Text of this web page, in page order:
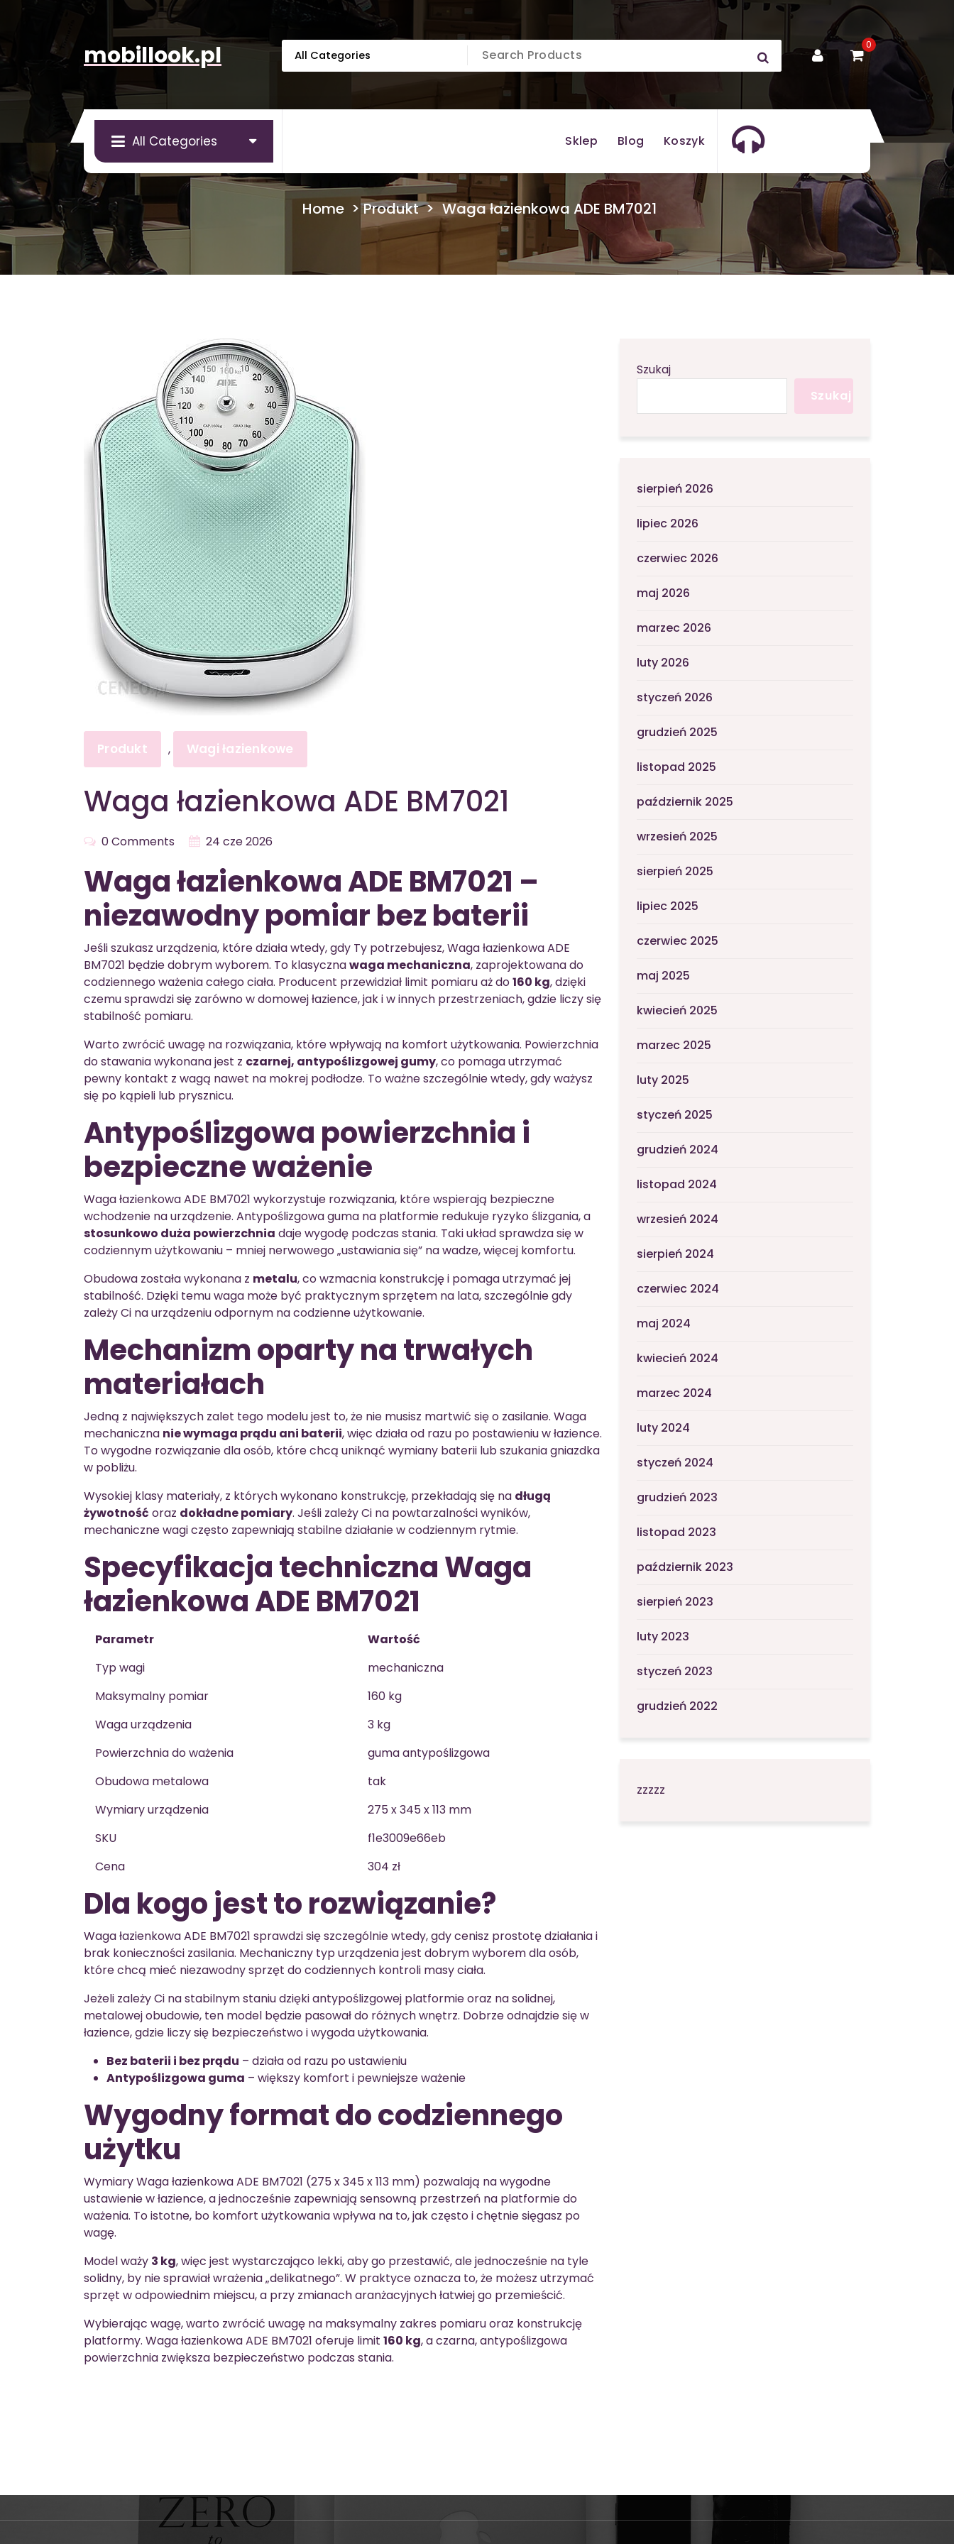
mobillook.pl 0
All Categories Sklep Blog Koszyk
Home>Produkt> Waga łazienkowa ADE BM7021
Produkt , Wagi łazienkowe
Waga łazienkowa ADE BM7021
0 Comments 24 cze 2026
Waga łazienkowa ADE BM7021 –
niezawodny pomiar bez baterii
Jeśli szukasz urządzenia, które działa wtedy, gdy Ty potrzebujesz, Waga łazienkowa ADE
BM7021 będzie dobrym wyborem. To klasycznawaga mechaniczna, zaprojektowana do
codziennego ważenia całego ciała. Producent przewidział limit pomiaru aż do160 kg, dzięki
czemu sprawdzi się zarówno w domowej łazience, jak i w innych przestrzeniach, gdzie liczy się
stabilność pomiaru.
Warto zwrócić uwagę na rozwiązania, które wpływają na komfort użytkowania. Powierzchnia
do stawania wykonana jest z czarnej, antypoślizgowej gumy, co pomaga utrzymać
pewny kontakt z wagą nawet na mokrej podłodze. To ważne szczególnie wtedy, gdy ważysz
się po kąpieli lub prysznicu.
Antypoślizgowa powierzchnia i
bezpieczne ważenie
Waga łazienkowa ADE BM7021 wykorzystuje rozwiązania, które wspierają bezpieczne
wchodzenie na urządzenie. Antypoślizgowa guma na platformie redukuje ryzyko ślizgania, a
stosunkowo duża powierzchnia daje wygodę podczas stania. Taki układ sprawdza się w
codziennym użytkowaniu – mniej nerwowego „ustawiania się” na wadze, więcej komfortu.
Obudowa została wykonana z metalu, co wzmacnia konstrukcję i pomaga utrzymać jej
stabilność. Dzięki temu waga może być praktycznym sprzętem na lata, szczególnie gdy
zależy Ci na urządzeniu odpornym na codzienne użytkowanie.
Mechanizm oparty na trwałych
materiałach
Jedną z największych zalet tego modelu jest to, że nie musisz martwić się o zasilanie. Waga
mechaniczna nie wymaga prądu ani baterii, więc działa od razu po postawieniu w łazience.
To wygodne rozwiązanie dla osób, które chcą uniknąć wymiany baterii lub szukania gniazdka
w pobliżu.
Wysokiej klasy materiały, z których wykonano konstrukcję, przekładają się na długą
żywotność oraz dokładne pomiary. Jeśli zależy Ci na powtarzalności wyników,
mechaniczne wagi często zapewniają stabilne działanie w codziennym rytmie.
Specyfikacja techniczna Waga
łazienkowa ADE BM7021
Parametr
Wartość
Typ wagi
mechaniczna
Maksymalny pomiar
160 kg
Waga urządzenia
3 kg
Powierzchnia do ważenia
guma antypoślizgowa
Obudowa metalowa
tak
Wymiary urządzenia
275 x 345 x 113 mm
SKU
f1e3009e66eb
Cena
304 zł
Dla kogo jest to rozwiązanie?
Waga łazienkowa ADE BM7021 sprawdzi się szczególnie wtedy, gdy cenisz prostotę działania i
brak konieczności zasilania. Mechaniczny typ urządzenia jest dobrym wyborem dla osób,
które chcą mieć niezawodny sprzęt do codziennych kontroli masy ciała.
Jeżeli zależy Ci na stabilnym staniu dzięki antypoślizgowej platformie oraz na solidnej,
metalowej obudowie, ten model będzie pasował do różnych wnętrz. Dobrze odnajdzie się w
łazience, gdzie liczy się bezpieczeństwo i wygoda użytkowania.
Bez baterii i bez prądu – działa od razu po ustawieniu
Antypoślizgowa guma – większy komfort i pewniejsze ważenie
Wygodny format do codziennego
użytku
Wymiary Waga łazienkowa ADE BM7021 (275 x 345 x 113 mm) pozwalają na wygodne
ustawienie w łazience, a jednocześnie zapewniają sensowną przestrzeń na platformie do
ważenia. To istotne, bo komfort użytkowania wpływa na to, jak często i chętnie sięgasz po
wagę.
Model waży 3 kg, więc jest wystarczająco lekki, aby go przestawić, ale jednocześnie na tyle
solidny, by nie sprawiał wrażenia „delikatnego”. W praktyce oznacza to, że możesz utrzymać
sprzęt w odpowiednim miejscu, a przy zmianach aranżacyjnych łatwiej go przemieścić.
Wybierając wagę, warto zwrócić uwagę na maksymalny zakres pomiaru oraz konstrukcję
platformy. Waga łazienkowa ADE BM7021 oferuje limit 160 kg, a czarna, antypoślizgowa
powierzchnia zwiększa bezpieczeństwo podczas stania.
Szukaj
Szukaj
sierpień 2026
lipiec 2026
czerwiec 2026
maj 2026
marzec 2026
luty 2026
styczeń 2026
grudzień 2025
listopad 2025
październik 2025
wrzesień 2025
sierpień 2025
lipiec 2025
czerwiec 2025
maj 2025
kwiecień 2025
marzec 2025
luty 2025
styczeń 2025
grudzień 2024
listopad 2024
wrzesień 2024
sierpień 2024
czerwiec 2024
maj 2024
kwiecień 2024
marzec 2024
luty 2024
styczeń 2024
grudzień 2023
listopad 2023
październik 2023
sierpień 2023
luty 2023
styczeń 2023
grudzień 2022
zzzzz